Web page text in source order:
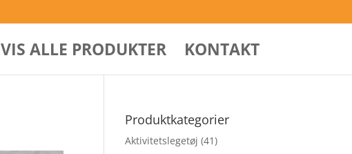
VIS ALLE PRODUKTER KONTAKT
Produktkategorier
Aktivitetslegetøj (41)